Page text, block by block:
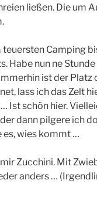
ließen. Die um
Camping
Habe nun ne
ist der Platz
lass ich das Zelt
Ist schön hier.
dann pilgere ich
es, wies kommt …
Zucchini. Mit
anders …